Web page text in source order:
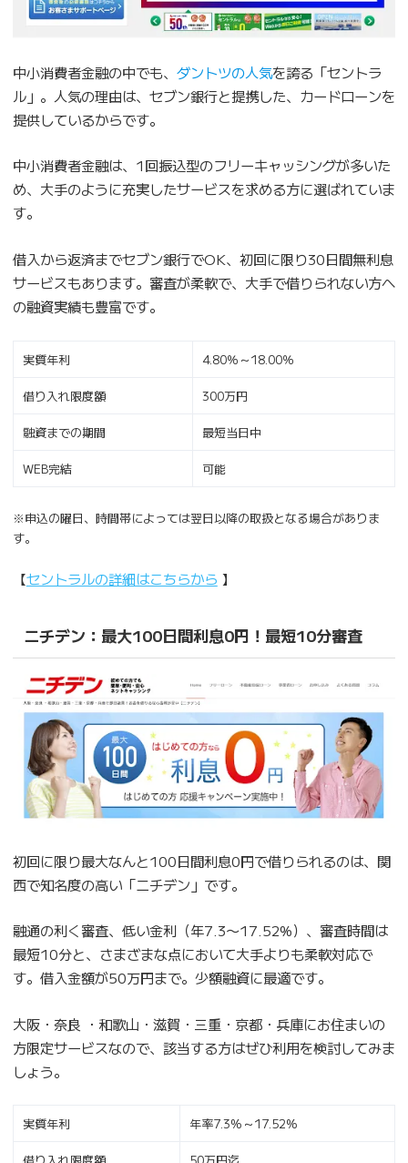
中小消費者金融の中でも、 ダントツの人気を誇る「セントラ
ル」。人気の理由は、セブン銀行と提携した、カードローンを
提供しているからです。
中小消費者金融は、1回振込型のフリーキャッシングが多いた
め、大手のように充実したサービスを求める方に選ばれていま
す。
借入から返済までセブン銀行でOK、初回に限り30日間無利息
サービスもあります。審査が柔軟で、大手で借りられない方へ
の融資実績も豊富です。
実質年利 4.80％～18.00％
借り入れ限度額 300万円
融資までの期間 最短当日中
WEB完結 可能
※申込の曜日、時間帯によっては翌日以降の取扱となる場合がありま
す。
【セントラルの詳細はこちらから 】
ニチデン：最大100日間利息0円！最短10分審査
初回に限り最大なんと100日間利息0円で借りられるのは、関
西で知名度の高い「ニチデン」です。
融通の利く審査、低い金利（年7.3〜17.52%）、審査時間は
最短10分と、さまざまな点において大手よりも柔軟対応で
す。借入金額が50万円まで。少額融資に最適です。
大阪・奈良 ・和歌山・滋賀・三重・京都・兵庫にお住まいの
方限定サービスなので、該当する方はぜひ利用を検討してみま
しょう。
実質年利 年率7.3%～17.52%